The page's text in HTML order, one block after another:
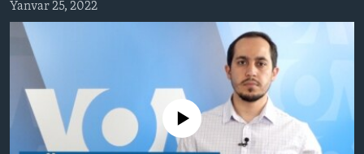
MEDIA AZADLIĞI
BAŞ MƏQALƏ
LEARNING ENGLISH
BIZI IZLƏYIN
Yanvar 25, 2022
No media source currently available